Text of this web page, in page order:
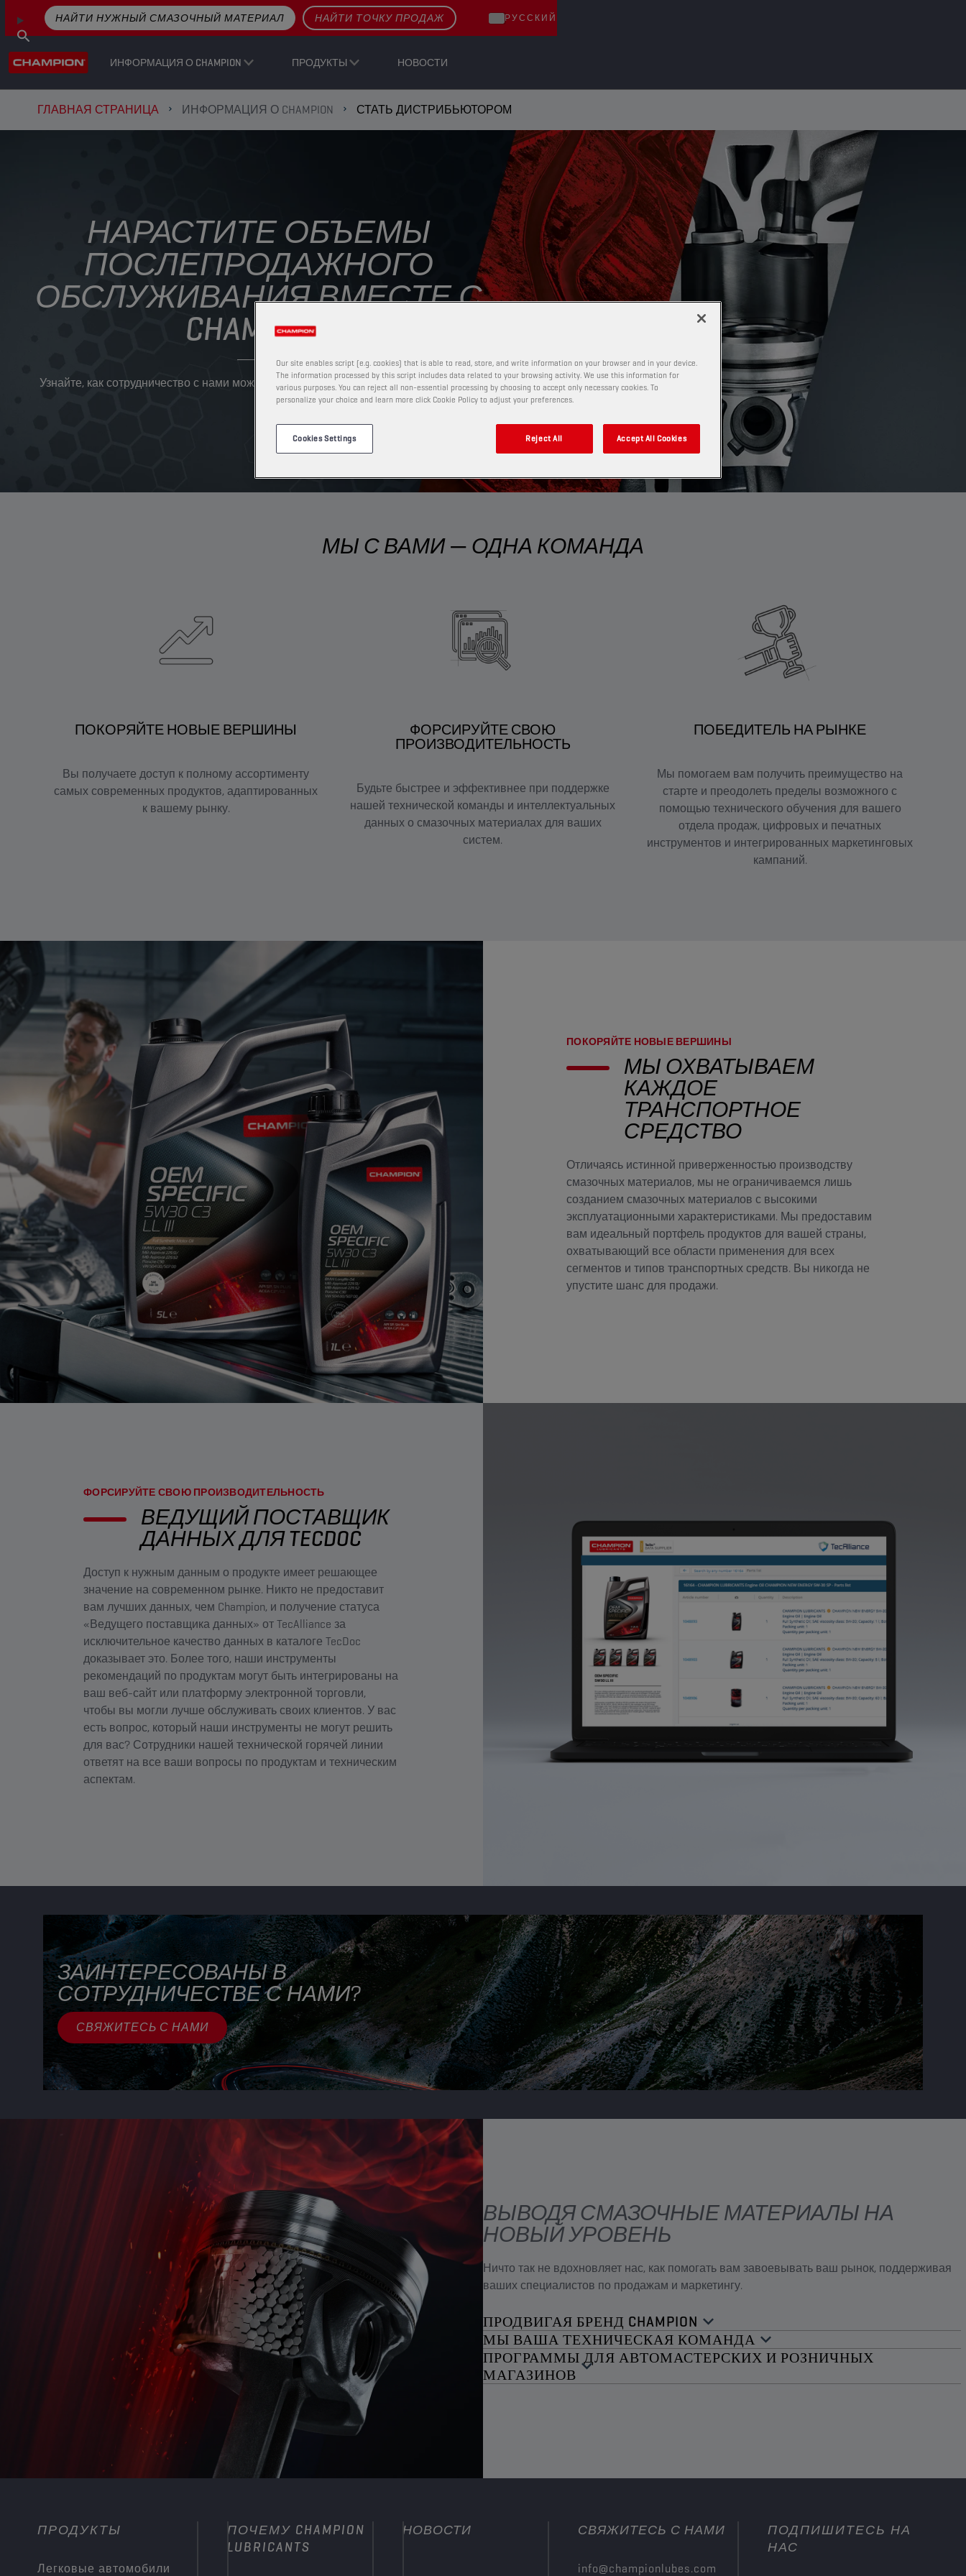
ИНФОРМАЦИЯ О CHAMPION ПРОДУКТЫ НОВОСТИ
НАЙТИ НУЖНЫЙ СМАЗОЧНЫЙ МАТЕРИАЛ НАЙТИ ТОЧКУ ПРОДАЖ РУССКИЙ
ГЛАВНАЯ СТРАНИЦА ИНФОРМАЦИЯ О CHAMPION СТАТЬ ДИСТРИБЬЮТОРОМ
НАРАСТИТЕ ОБЪЕМЫ
ПОСЛЕПРОДАЖНОГО
ОБСЛУЖИВАНИЯ ВМЕСТЕ С
CHAMPION
Узнайте, как сотрудничество с нами может вывести ваш бизнес на новые высоты.
МЫ С ВАМИ — ОДНА КОМАНДА
ПОКОРЯЙТЕ НОВЫЕ ВЕРШИНЫ
Вы получаете доступ к полному ассортименту
самых современных продуктов, адаптированных
к вашему рынку.
ФОРСИРУЙТЕ СВОЮ
ПРОИЗВОДИТЕЛЬНОСТЬ
Будьте быстрее и эффективнее при поддержке
нашей технической команды и интеллектуальных
данных о смазочных материалах для ваших
систем.
ПОБЕДИТЕЛЬ НА РЫНКЕ
Мы помогаем вам получить преимущество на
старте и преодолеть пределы возможного с
помощью технического обучения для вашего
отдела продаж, цифровых и печатных
инструментов и интегрированных маркетинговых
кампаний.
ПОКОРЯЙТЕ НОВЫЕ ВЕРШИНЫ
МЫ ОХВАТЫВАЕМ
КАЖДОЕ
ТРАНСПОРТНОЕ
СРЕДСТВО
Отличаясь истинной приверженностью производству
смазочных материалов, мы не ограничиваемся лишь
созданием смазочных материалов с высокими
эксплуатационными характеристиками. Мы предоставим
вам идеальный портфель продуктов для вашей страны,
охватывающий все области применения для всех
сегментов и типов транспортных средств. Вы никогда не
упустите шанс для продажи.
ФОРСИРУЙТЕ СВОЮ ПРОИЗВОДИТЕЛЬНОСТЬ
ВЕДУЩИЙ ПОСТАВЩИК
ДАННЫХ ДЛЯ TECDOC
Доступ к нужным данным о продукте имеет решающее
значение на современном рынке. Никто не предоставит
вам лучших данных, чем Champion, и получение статуса
«Ведущего поставщика данных» от TecAlliance за
исключительное качество данных в каталоге TecDoc
доказывает это. Более того, наши инструменты
рекомендаций по продуктам могут быть интегрированы на
ваш веб-сайт или платформу электронной торговли,
чтобы вы могли лучше обслуживать своих клиентов. У вас
есть вопрос, который наши инструменты не могут решить
для вас? Сотрудники нашей технической горячей линии
ответят на все ваши вопросы по продуктам и техническим
аспектам.
ЗАИНТЕРЕСОВАНЫ В
СОТРУДНИЧЕСТВЕ С НАМИ?
СВЯЖИТЕСЬ С НАМИ
ВЫВОДЯ СМАЗОЧНЫЕ МАТЕРИАЛЫ НА
НОВЫЙ УРОВЕНЬ
Ничто так не вдохновляет нас, как помогать вам завоевывать ваш рынок, поддерживая
ваших специалистов по продажам и маркетингу.
ПРОДВИГАЯ БРЕНД CHAMPION
МЫ ВАША ТЕХНИЧЕСКАЯ КОМАНДА
ПРОГРАММЫ ДЛЯ АВТОМАСТЕРСКИХ И РОЗНИЧНЫХ
МАГАЗИНОВ
ПРОДУКТЫ
Легковые автомобили
ПОЧЕМУ CHAMPION
LUBRICANTS
НОВОСТИ СВЯЖИТЕСЬ С НАМИ
info@championlubes.com
ПОДПИШИТЕСЬ НА
НАС
Our site enables script (e.g. cookies) that is able to read, store, and write information on your browser and in your device.
The information processed by this script includes data related to your browsing activity. We use this information for
various purposes. You can reject all non-essential processing by choosing to accept only necessary cookies. To
personalize your choice and learn more click Cookie Policy to adjust your preferences.
Cookies Settings Reject All Accept All Cookies